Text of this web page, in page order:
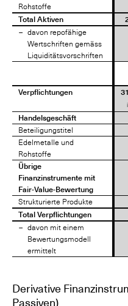
Rohstoffe
Total Aktiven
davon repofähige
Wertschriften gemäss
Liquiditätsvorschriften
Verpflichtungen
Handelsgeschäft
Beteiligungstitel
Edelmetalle und
Rohstoffe
Übrige
Finanzinstrumente mit
Fair-Value-Bewertung
Strukturierte Produkte
Total Verpflichtungen
davon mit einem
Bewertungsmodell
ermittelt
Rohstoffe
Total Aktiven
davon repofähige
Wertschriften gemäss
Liquiditätsvorschriften
Verpflichtungen
Handelsgeschäft
Beteiligungstitel
Edelmetalle und
Rohstoffe
Übrige
Finanzinstrumente mit
Fair-Value-Bewertung
Strukturierte Produkte
Total Verpflichtungen
davon mit einem
Bewertungsmodell
ermittelt
Derivative
Passiven)